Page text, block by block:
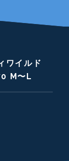
ワイルド
M〜L